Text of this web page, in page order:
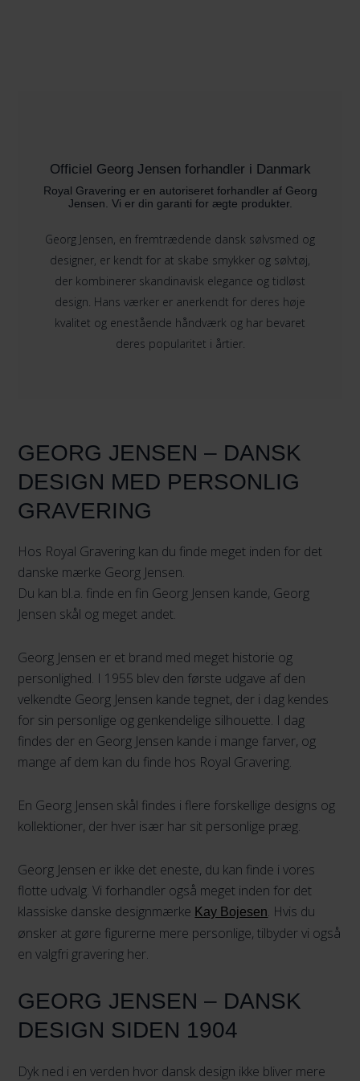
Officiel Georg Jensen forhandler i Danmark
Royal Gravering er en autoriseret forhandler af Georg
Jensen. Vi er din garanti for ægte produkter.
Georg Jensen, en fremtrædende dansk sølvsmed og
designer, er kendt for at skabe smykker og sølvtøj,
der kombinerer skandinavisk elegance og tidløst
design. Hans værker er anerkendt for deres høje
kvalitet og enestående håndværk og har bevaret
deres popularitet i årtier.
GEORG JENSEN – DANSK
DESIGN MED PERSONLIG
GRAVERING
Hos Royal Gravering kan du finde meget inden for det
danske mærke Georg Jensen.
Du kan bl.a. finde en fin Georg Jensen kande, Georg
Jensen skål og meget andet.
Georg Jensen er et brand med meget historie og
personlighed. I 1955 blev den første udgave af den
velkendte Georg Jensen kande tegnet, der i dag kendes
for sin personlige og genkendelige silhouette. I dag
findes der en Georg Jensen kande i mange farver, og
mange af dem kan du finde hos Royal Gravering.
En Georg Jensen skål findes i flere forskellige designs og
kollektioner, der hver især har sit personlige præg.
Georg Jensen er ikke det eneste, du kan finde i vores
flotte udvalg. Vi forhandler også meget inden for det
klassiske danske designmærke Kay Bojesen. Hvis du
ønsker at gøre figurerne mere personlige, tilbyder vi også
en valgfri gravering her.
GEORG JENSEN – DANSK
DESIGN SIDEN 1904
Dyk ned i en verden hvor dansk design ikke bliver mere